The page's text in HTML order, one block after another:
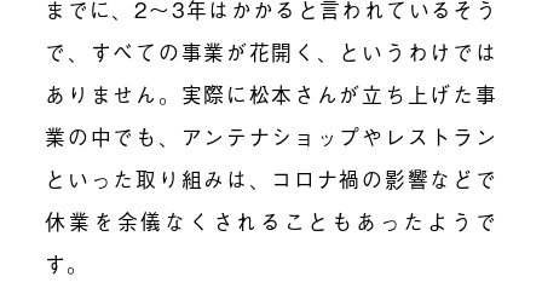
までに、2〜3年はかかると言われているそう
で、すべての事業が花開く、というわけでは
ありません。実際に松本さんが立ち上げた事
業の中でも、アンテナショップやレストラン
といった取り組みは、コロナ禍の影響などで
休業を余儀なくされることもあったようで
す。